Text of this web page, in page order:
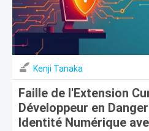
Kenji Tanaka
Faille de l'Extension
Développeur en
Identité Numérique